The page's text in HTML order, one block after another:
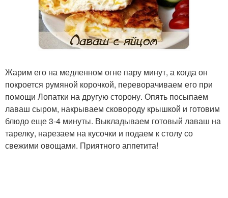
Жарим его на медленном огне пару минут, а когда он
покроется румяной корочкой, переворачиваем его при
помощи Лопатки на другую сторону. Опять посыпаем
лаваш сыром, накрываем сковороду крышкой и готовим
блюдо еще 3-4 минуты. Выкладываем готовый лаваш на
тарелку, нарезаем на кусочки и подаем к столу со
свежими овощами. Приятного аппетита!